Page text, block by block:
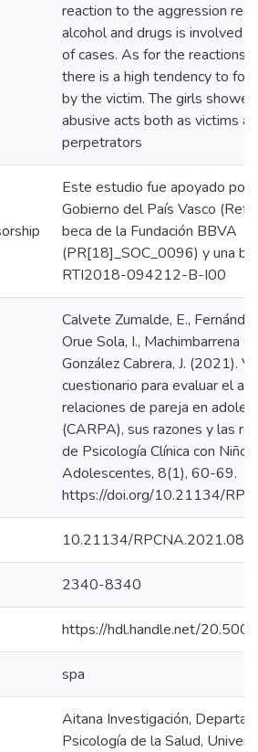
reaction to the aggression
alcohol and drugs is involved
of cases. As for the reactions
there is a high tendency to
by the victim. The girls
abusive acts both as victims
perpetrators
Este estudio fue apoyado por
Gobierno del País Vasco
beca de la Fundación BBVA
(PR[18]_SOC_0096) y una
RTI2018-094212-B-I00
Calvete Zumalde, E.,
Orue Sola, I., Machimbarrena
González Cabrera, J. (2021).
cuestionario para evaluar el
relaciones de pareja en
(CARPA), sus razones y las
de Psicología Clínica con
Adolescentes, 8(1), 60-69.
https://doi.org/10.21134/
10.21134/
2340-8340
https://hdl.handle.net/
spa
Aitana Investigación,
Psicología de la Salud,